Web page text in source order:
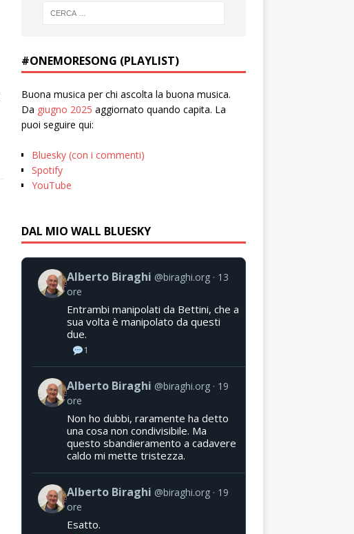
#ONEMORESONG (PLAYLIST)
Buona musica per chi ascolta la buona musica.
Da giugno 2025 aggiornato quando capita. La
puoi seguire qui:
Bluesky (con i commenti)
Spotify
YouTube
DAL MIO WALL BLUESKY
Alberto Biraghi @biraghi.org
13
ore
Entrambi manipolati da Bettini, che a
sua volta è manipolato da questi
due.
1
Alberto Biraghi @biraghi.org
19
ore
Non ho dubbi, raramente ha detto
una cosa non condivisibile. Ma
questo sbandieramento a cadavere
caldo mi mette tristezza.
Alberto Biraghi @biraghi.org
19
ore
Esatto.